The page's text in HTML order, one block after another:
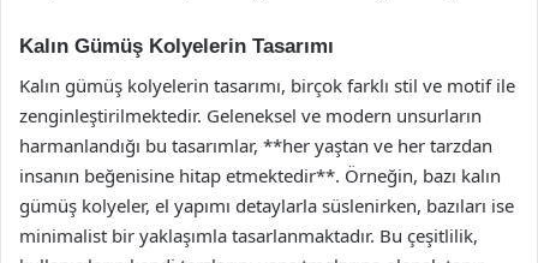
Kalın Gümüş Kolyelerin Tasarımı
Kalın gümüş kolyelerin tasarımı, birçok farklı stil ve motif ile
zenginleştirilmektedir. Geleneksel ve modern unsurların
harmanlandığı bu tasarımlar, **her yaştan ve her tarzdan
insanın beğenisine hitap etmektedir**. Örneğin, bazı kalın
gümüş kolyeler, el yapımı detaylarla süslenirken, bazıları ise
minimalist bir yaklaşımla tasarlanmaktadır. Bu çeşitlilik,